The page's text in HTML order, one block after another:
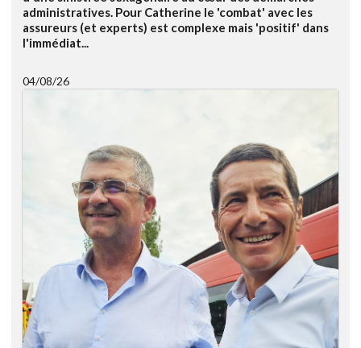
administratives. Pour Catherine le 'combat' avec les
assureurs (et experts) est complexe mais 'positif' dans
l'immédiat...
04/08/26